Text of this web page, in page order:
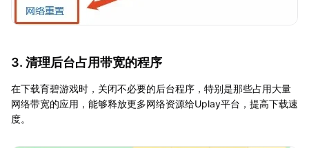
3. 清理后台占用带宽的程序
在下载育碧游戏时，关闭不必要的后台程序，特别是那些占用大量
网络带宽的应用，能够释放更多网络资源给Uplay平台，提高下载速
度。